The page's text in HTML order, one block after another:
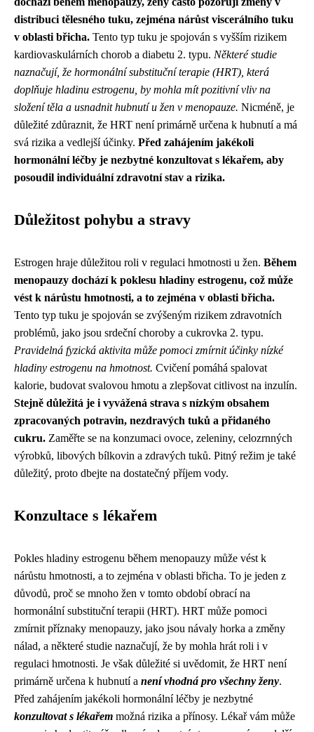
distribuci tělesného tuku, zejména nárůst viscerálního tuku
v oblasti břicha. Tento typ tuku je spojován s vyšším rizikem
kardiovaskulárních chorob a diabetu 2. typu. Některé studie
naznačují, že hormonální substituční terapie (HRT), která
doplňuje hladinu estrogenu, by mohla mít pozitivní vliv na
složení těla a usnadnit hubnutí u žen v menopauze. Nicméně, je
důležité zdůraznit, že HRT není primárně určena k hubnutí a má
svá rizika a vedlejší účinky. Před zahájením jakékoli
hormonální léčby je nezbytné konzultovat s lékařem, aby
posoudil individuální zdravotní stav a rizika.
Důležitost pohybu a stravy
Estrogen hraje důležitou roli v regulaci hmotnosti u žen. Během
menopauzy dochází k poklesu hladiny estrogenu, což může
vést k nárůstu hmotnosti, a to zejména v oblasti břicha.
Tento typ tuku je spojován se zvýšeným rizikem zdravotních
problémů, jako jsou srdeční choroby a cukrovka 2. typu.
Pravidelná fyzická aktivita může pomoci zmírnit účinky nízké
hladiny estrogenu na hmotnost. Cvičení pomáhá spalovat
kalorie, budovat svalovou hmotu a zlepšovat citlivost na inzulín.
Stejně důležitá je i vyvážená strava s nízkým obsahem
zpracovaných potravin, nezdravých tuků a přidaného
cukru. Zaměřte se na konzumaci ovoce, zeleniny, celozrnných
výrobků, libových bílkovin a zdravých tuků. Pitný režim je také
důležitý, proto dbejte na dostatečný příjem vody.
Konzultace s lékařem
Pokles hladiny estrogenu během menopauzy může vést k
nárůstu hmotnosti, a to zejména v oblasti břicha. To je jeden z
důvodů, proč se mnoho žen v tomto období obrací na
hormonální substituční terapii (HRT). HRT může pomoci
zmírnit příznaky menopauzy, jako jsou návaly horka a změny
nálad, a některé studie naznačují, že by mohla hrát roli i v
regulaci hmotnosti. Je však důležité si uvědomit, že HRT není
primárně určena k hubnutí a není vhodná pro všechny ženy.
Před zahájením jakékoli hormonální léčby je nezbytné
konzultovat s lékařem možná rizika a přínosy. Lékař vám může